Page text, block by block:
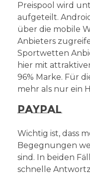
Preispool wird
aufgeteilt.
über die mobile
Anbieters
Sportwetten
hier mit
96% Marke. Für
mehr als nur ein
Paypal
Wichtig ist, dass
Begegnungen
sind. In beiden
schnelle